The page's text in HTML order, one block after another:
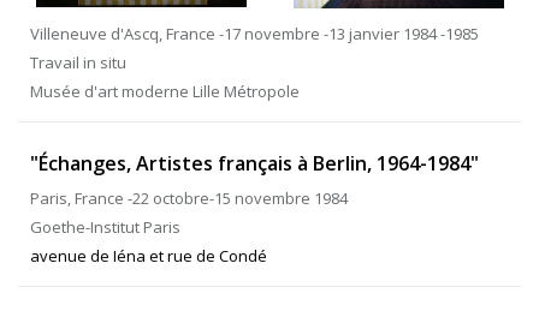
Villeneuve d'Ascq, France -17 novembre -13 janvier 1984 -1985
Travail in situ
Musée d'art moderne Lille Métropole
"Échanges, Artistes français à Berlin, 1964-1984"
Paris, France -22 octobre-15 novembre 1984
Goethe-Institut Paris
avenue de Iéna et rue de Condé